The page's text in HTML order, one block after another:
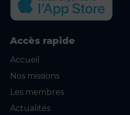
Accès rapide
Accueil
Nos missions
Les membres
Actualités